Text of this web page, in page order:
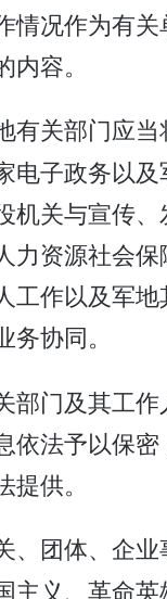
情况作为有
容。
有关部门应当
电子政务以
机关与宣传
力资源社会
工作以及军
协同。
部门及其工
依法予以保
供。
、团体、企业
主义、革命英